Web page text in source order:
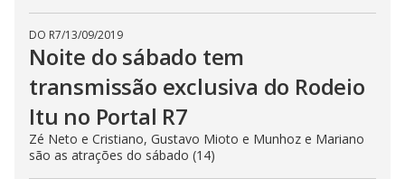
DO R7/13/09/2019
Noite do sábado tem
transmissão exclusiva do Rodeio
Itu no Portal R7
Zé Neto e Cristiano, Gustavo Mioto e Munhoz e Mariano
são as atrações do sábado (14)